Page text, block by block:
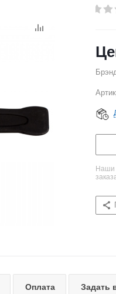
Наши
Оплата Задать